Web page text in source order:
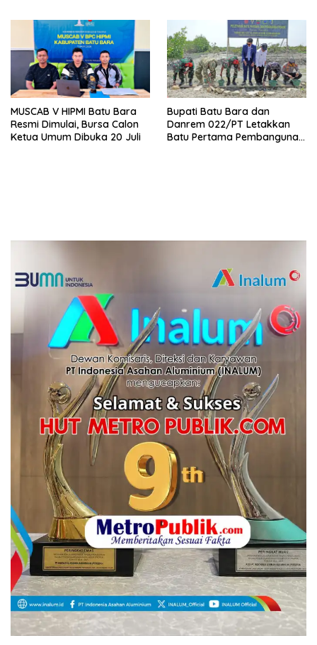
MUSCAB V HIPMI Batu Bara
Resmi Dimulai, Bursa Calon
Ketua Umum Dibuka 20 Juli
Bupati Batu Bara dan
Danrem 022/PT Letakkan
Batu Pertama Pembangunan